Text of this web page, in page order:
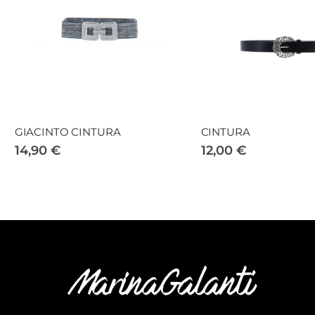
GIACINTO CINTURA
14,90 €
CINTURA
12,00 €